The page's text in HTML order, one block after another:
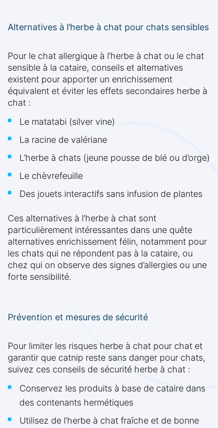
Alternatives à l’herbe à chat pour chats sensibles
Pour le chat allergique à l’herbe à chat ou le chat
sensible à la cataire, conseils et alternatives
existent pour apporter un enrichissement
équivalent et éviter les effets secondaires herbe à
chat :
Le matatabi (silver vine)
La racine de valériane
L’herbe à chats (jeune pousse de blé ou d’orge)
Le chèvrefeuille
Des jouets interactifs sans infusion de plantes
Ces alternatives à l’herbe à chat sont
particulièrement intéressantes dans une quête
alternatives enrichissement félin, notamment pour
les chats qui ne répondent pas à la cataire, ou
chez qui on observe des signes d’allergies ou une
forte sensibilité.
Prévention et mesures de sécurité
Pour limiter les risques herbe à chat pour chat et
garantir que catnip reste sans danger pour chats,
suivez ces conseils de sécurité herbe à chat :
Conservez les produits à base de cataire dans
des contenants hermétiques
Utilisez de l’herbe à chat fraîche et de bonne